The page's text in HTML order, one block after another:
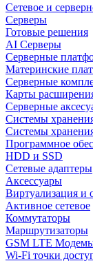
Сетевое и
Cерверы
Готовые решения
AI Серверы
Серверные
Материнские
Серверные
Карты
Серверные
Системы
Системы
Программное
HDD и SSD
Сетевые адаптеры
Аксессуары
Виртуализация и
Активное сетевое
Коммутаторы
Маршрутизаторы
GSM LTE
Wi-Fi точки